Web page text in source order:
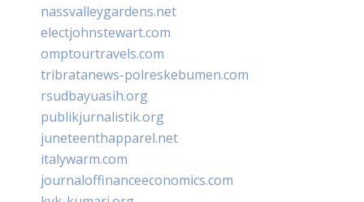
nassvalleygardens.net
electjohnstewart.com
omptourtravels.com
tribratanews-polreskebumen.com
rsudbayuasih.org
publikjurnalistik.org
juneteenthapparel.net
italywarm.com
journaloffinanceeconomics.com